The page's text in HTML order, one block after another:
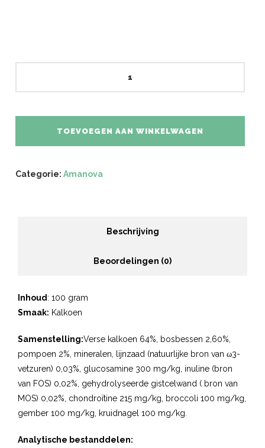
TOEVOEGEN AAN WINKELWAGEN
Categorie:Amanova
Beschrijving
Beoordelingen (0)
Inhoud: 100 gram
Smaak: Kalkoen
Samenstelling:Verse kalkoen 64%, bosbessen 2,60%,
pompoen 2%, mineralen, lijnzaad (natuurlijke bron van ω3-
vetzuren) 0,03%, glucosamine 300 mg/kg, inuline (bron
van FOS) 0,02%, gehydrolyseerde gistcelwand ( bron van
MOS) 0,02%, chondroïtine 215 mg/kg, broccoli 100 mg/kg,
gember 100 mg/kg, kruidnagel 100 mg/kg.
Analytische bestanddelen: